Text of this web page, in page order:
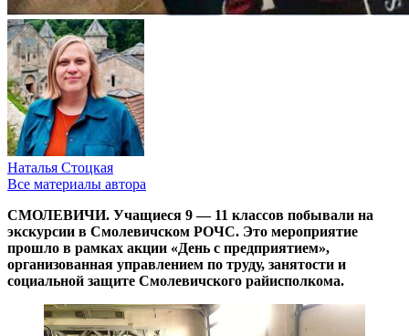
Наталья Стоцкая
Все материалы автора
СМОЛЕВИЧИ. Учащиеся 9 — 11 классов побывали на
экскурсии в Смолевичском РОЧС. Это мероприятие
прошло в рамках акции «День с предприятием»,
организованная управлением по труду, занятости и
социальной защите Смолевичского райисполкома.